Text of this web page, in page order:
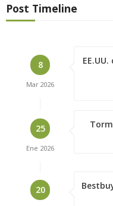
Post Timeline
8
Mar 2026
25
Ene 2026
20